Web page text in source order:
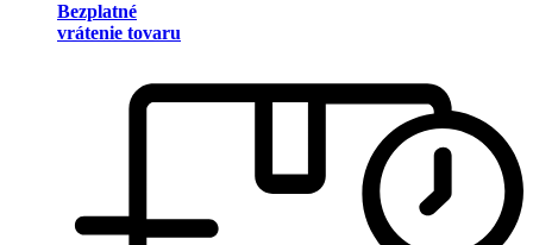
Bezplatné
vrátenie tovaru